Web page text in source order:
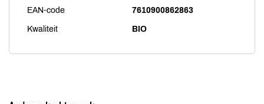
EAN-code 7610900862863
Kwaliteit BIO